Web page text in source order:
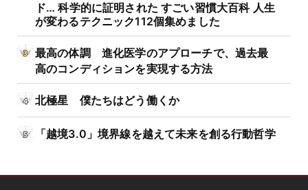
ド… 科学的に証明された すごい習慣大百科 人生
が変わるテクニック112個集めました
最高の体調 進化医学のアプローチで、過去最
高のコンディションを実現する方法
北極星 僕たちはどう働くか
「越境3.0」境界線を越えて未来を創る行動哲学